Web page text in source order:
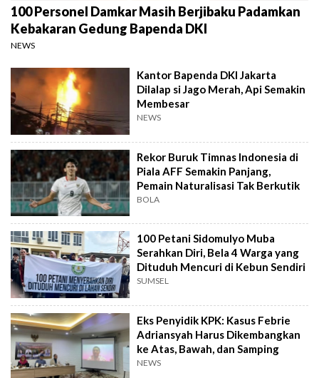
100 Personel Damkar Masih Berjibaku Padamkan
Kebakaran Gedung Bapenda DKI
NEWS
Kantor Bapenda DKI Jakarta
Dilalap si Jago Merah, Api Semakin
Membesar
NEWS
Rekor Buruk Timnas Indonesia di
Piala AFF Semakin Panjang,
Pemain Naturalisasi Tak Berkutik
BOLA
100 Petani Sidomulyo Muba
Serahkan Diri, Bela 4 Warga yang
Dituduh Mencuri di Kebun Sendiri
SUMSEL
Eks Penyidik KPK: Kasus Febrie
Adriansyah Harus Dikembangkan
ke Atas, Bawah, dan Samping
NEWS